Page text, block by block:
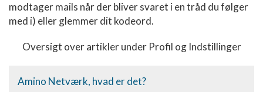
modtager mails når der bliver svaret i en tråd du følger
med i) eller glemmer dit kodeord.
Oversigt over artikler under Profil og Indstillinger
Amino Netværk, hvad er det?